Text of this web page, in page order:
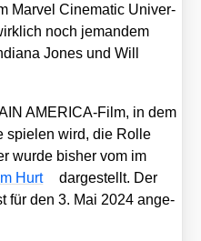
Mar­vel Cine­ma­tic Uni­ver­
noch jeman­dem
Jones und Will
AME­RI­CA-Film, in dem
spie­len wird, die Rol­le
wur­de bis­her vom im
Hurt
dar­ge­stellt. Der
für den 3. Mai 2024 ange­